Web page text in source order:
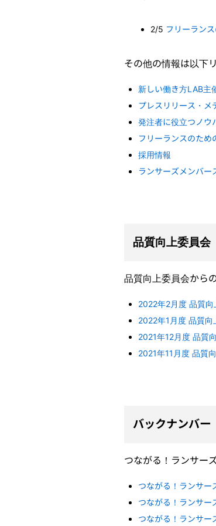
2/5 フリーラン
その他の情報は以下
新しい働き方LAB主
プレスリリース・メ
発注者に役立つノウ
フリーランスのため
採用情報
ランサーズメンバー
品質向上委員会
品質向上委員会から
2022年2月度 品質
2022年1月度 品質
2021年12月度 品質
2021年11月度 品質
バックナンバー
つながる！ランサー
つながる！ランサー
つながる！ランサー
つながる！ランサー